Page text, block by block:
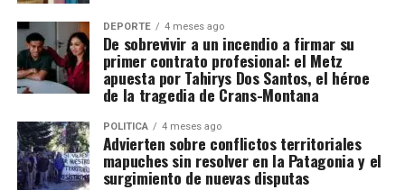
DEPORTE 4 meses ago
De sobrevivir a un incendio a firmar su
primer contrato profesional: el Metz
apuesta por Tahirys Dos Santos, el héroe
de la tragedia de Crans-Montana
POLITICA 4 meses ago
Advierten sobre conflictos territoriales
mapuches sin resolver en la Patagonia y el
surgimiento de nuevas disputas